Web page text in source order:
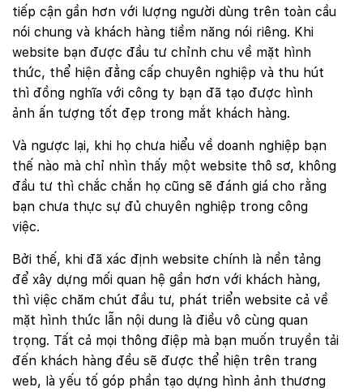
tiếp cận gần hơn với lượng người dùng trên toàn cầu
nói chung và khách hàng tiềm năng nói riêng. Khi
website bạn được đầu tư chỉnh chu về mặt hình
thức, thể hiện đẳng cấp chuyên nghiệp và thu hút
thì đồng nghĩa với công ty bạn đã tạo được hình
ảnh ấn tượng tốt đẹp trong mắt khách hàng.
Và ngược lại, khi họ chưa hiểu về doanh nghiệp bạn
thế nào mà chỉ nhìn thấy một website thô sơ, không
đầu tư thì chắc chắn họ cũng sẽ đánh giá cho rằng
bạn chưa thực sự đủ chuyên nghiệp trong công
việc.
Bởi thế, khi đã xác định website chính là nền tảng
để xây dựng mối quan hệ gần hơn với khách hàng,
thì việc chăm chút đầu tư, phát triển website cả về
mặt hình thức lẫn nội dung là điều vô cùng quan
trọng. Tất cả mọi thông điệp mà bạn muốn truyền tải
đến khách hàng đều sẽ được thể hiện trên trang
web, là yếu tố góp phần tạo dựng hình ảnh thương